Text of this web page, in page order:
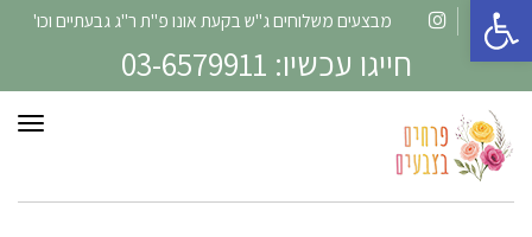
פתח סרגל נגישות
Facebook
מבצעים משלוחים ג"ש בקעת אונו פ"ת ר"ג גבעתיים וכו'
חייגו עכשיו: 03-6579911